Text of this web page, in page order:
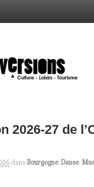
2026-27 de
dans Bourgogne, Danse,